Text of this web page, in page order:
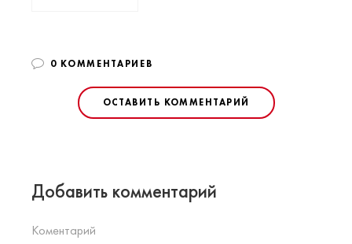
0 КОММЕНТАРИЕВ
ОСТАВИТЬ КОММЕНТАРИЙ
Добавить комментарий
Коментарий